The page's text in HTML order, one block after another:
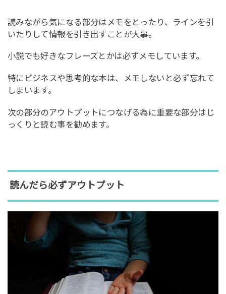
読みながら気になる部分はメモをとったり、ラインを引
いたりして情報を引き出すことが大事。
小説でも好きなフレーズとかは必ずメモしています。
特にビジネスや思考的な本は、メモしないと必ず忘れて
しまいます。
次の部分のアウトプットにつなげる為に重要な部分はじ
っくりと読む事を勧めます。
読んだら必ずアウトプット